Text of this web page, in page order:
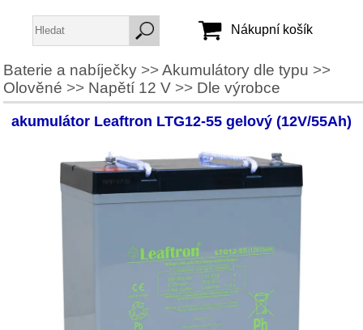
Jméno:
Heslo:
Vytvořit účet
Zapomenuté heslo
Nákupní košík
Baterie a nabíječky>>Akumulátory dle typu >>
Olověné >> Napětí 12 V>> Dle výrobce
akumulátor Leaftron LTG12-55 gelový (12V/55Ah)